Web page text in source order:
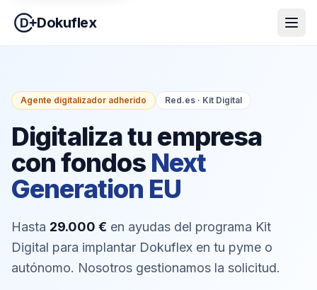
Dokuflex
Agente digitalizador adherido Red.es · Kit Digital
Digitaliza tu empresa
con fondos Next
Generation EU
Hasta 29.000 € en ayudas del programa Kit
Digital para implantar Dokuflex en tu pyme o
autónomo. Nosotros gestionamos la solicitud.